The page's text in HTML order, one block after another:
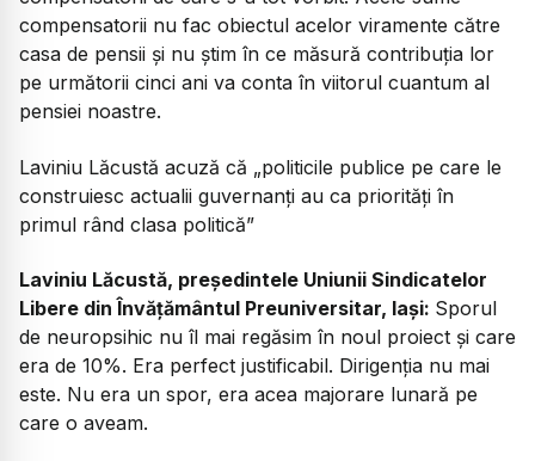
compensatorii nu fac obiectul acelor viramente către
casa de pensii și nu știm în ce măsură contribuția lor
pe următorii cinci ani va conta în viitorul cuantum al
pensiei noastre.
Laviniu Lăcustă acuză că „politicile publice pe care le
construiesc actualii guvernanți au ca priorități în
primul rând clasa politică”
Laviniu Lăcustă, președintele Uniunii Sindicatelor
Libere din Învăţământul Preuniversitar, Iași: Sporul
de neuropsihic nu îl mai regăsim în noul proiect și care
era de 10%. Era perfect justificabil. Dirigenția nu mai
este. Nu era un spor, era acea majorare lunară pe
care o aveam.